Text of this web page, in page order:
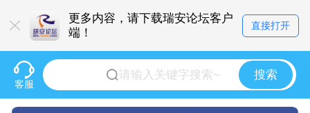
更多内容，请下载瑞安论坛客户
端！
直接打开
客服
搜索